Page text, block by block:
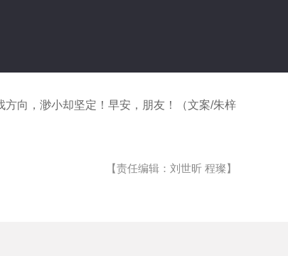
向，渺小却坚定！早安，朋友！（文案/朱梓
【责任编辑：刘世昕 程璨】